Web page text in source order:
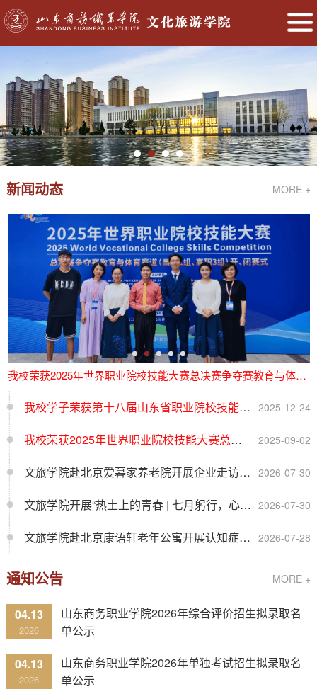
新闻动态 MORE +
我校荣获2025年世界职业院校技能大赛总决赛争夺赛教育与体育... 文旅学院赴北京爱暮家养老
2025-12-24
我校学子荣获第十八届山东省职业院校技能大赛教育与体育赛道...
2025-09-02
我校荣获2025年世界职业院校技能大赛总决赛争夺赛教育与体育...
2026-07-30
文旅学院赴北京爱暮家养老院开展企业走访调研
2026-07-30
文旅学院开展“热土上的青春 | 七月躬行，心系乡隅而来”暑期...
2026-07-28
文旅学院赴北京康语轩老年公寓开展认知症照护专题调研
通知公告 MORE +
04.13
2026
山东商务职业学院2026年综合评价招生拟录取名
单公示
04.13
2026
山东商务职业学院2026年单独考试招生拟录取名
单公示